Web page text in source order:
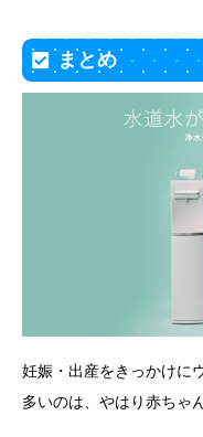
まとめ
妊娠・出産をきっかけに
多いのは、やはり赤ちゃ